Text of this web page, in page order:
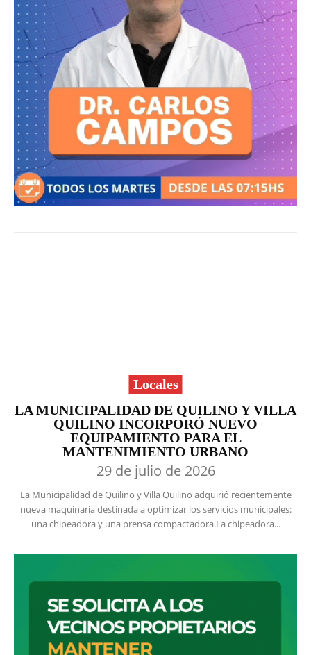
Locales
LA MUNICIPALIDAD DE QUILINO Y VILLA
QUILINO INCORPORÓ NUEVO
EQUIPAMIENTO PARA EL
MANTENIMIENTO URBANO
29 de julio de 2026
La Municipalidad de Quilino y Villa Quilino adquirió recientemente
nueva maquinaria destinada a optimizar los servicios municipales:
una chipeadora y una prensa compactadora.La chipeadora...